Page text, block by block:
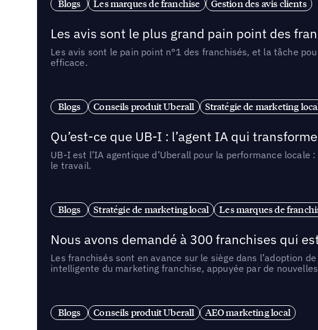
Blogs Les marques de franchise Gestion des avis clients
Les avis sont le plus grand pain point des
Les avis sont le pain point n°1 des franchisés, et la tâche
efficace.
Blogs Conseils produit Uberall Stratégie de marketing
Qu’est-ce que UB-I : l’agent IA qui
UB-I est l’IA agentique d’Uberall pour la performance
le travail.
Blogs Stratégie de marketing local Les marques de
Nous avons demandé à 300 franchises qui
Les franchisés sont en avance sur le siège dans l’adoption
intelligente du marketing franchise, appuyée par de
Blogs Conseils produit Uberall AEO marketing local